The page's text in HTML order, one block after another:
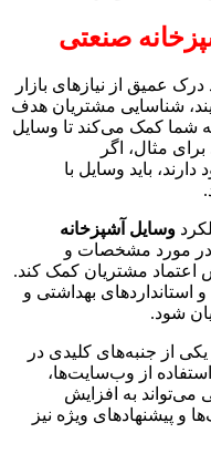
صنعتی
درک عمیق از نیازهای بازار
شناسایی مشتریان هدف
شما کمک می‌کند تا وسایل
مثال، اگر
باید وسایل با
وسایل آشپزخانه
در مورد مشخصات و
اعتماد مشتریان کمک کند.
استانداردهای بهداشتی و
شود.
از جنبه‌های کلیدی در
از وب‌سایت‌ها،
به افزایش
و پیشنهادهای ویژه نیز